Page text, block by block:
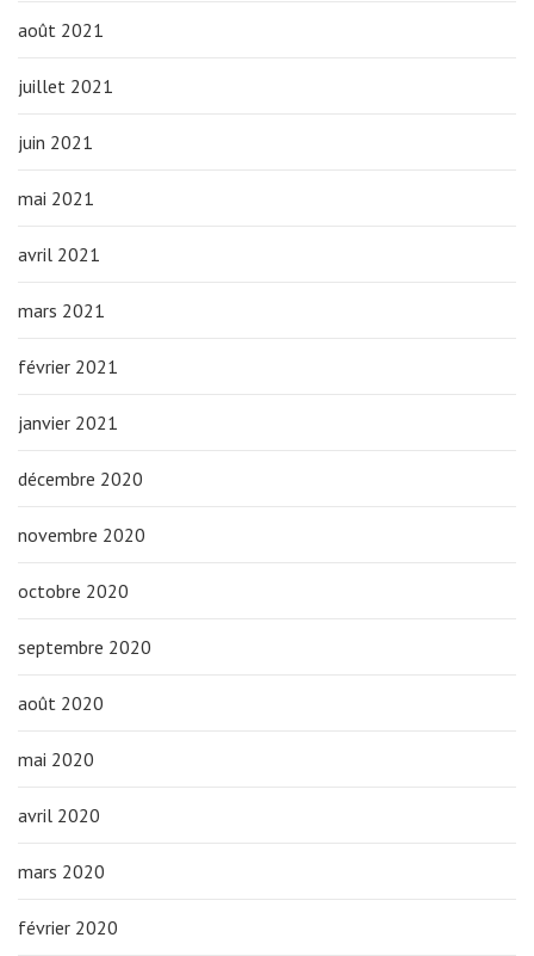
août 2021
juillet 2021
juin 2021
mai 2021
avril 2021
mars 2021
février 2021
janvier 2021
décembre 2020
novembre 2020
octobre 2020
septembre 2020
août 2020
mai 2020
avril 2020
mars 2020
février 2020